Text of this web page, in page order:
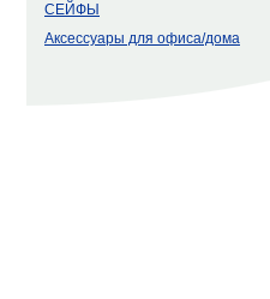
СЕЙФЫ
Аксессуары для офиса/дома